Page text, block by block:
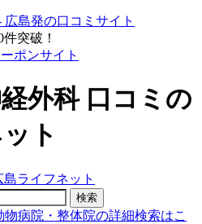
突破！
ポンサイト
外科 口コミの
ト
病院・整体院の詳細検索はこ